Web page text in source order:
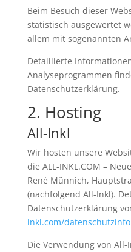
Beim Besuch dieser
statistisch ausgewertet
allem mit sogenannten
Detaillierte
Analyseprogrammen
Datenschutzerklärung.
2. Hosting
All-Inkl
Wir hosten unsere
die ALL-INKL.COM –
René Münnich,
(nachfolgend All-Inkl).
Datenschutzerklärung
inkl.com/
Die Verwendung von